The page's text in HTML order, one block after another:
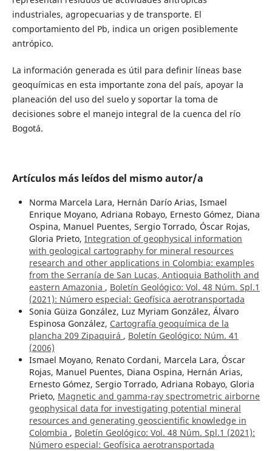
industriales, agropecuarias y de transporte. El
comportamiento del Pb, indica un origen posiblemente
antrópico.
La información generada es útil para definir líneas base
geoquímicas en esta importante zona del país, apoyar la
planeación del uso del suelo y soportar la toma de
decisiones sobre el manejo integral de la cuenca del río
Bogotá.
Artículos más leídos del mismo autor/a
Norma Marcela Lara, Hernán Darío Arias, Ismael
Enrique Moyano, Adriana Robayo, Ernesto Gómez, Diana
Ospina, Manuel Puentes, Sergio Torrado, Óscar Rojas,
Gloria Prieto, Integration of geophysical information
with geological cartography for mineral resources
research and other applications in Colombia: examples
from the Serranía de San Lucas, Antioquia Batholith and
eastern Amazonia , Boletín Geológico: Vol. 48 Núm. Spl.1
(2021): Número especial: Geofísica aerotransportada
Sonia Güiza González, Luz Myriam González, Álvaro
Espinosa González, Cartografía geoquímica de la
plancha 209 Zipaquirá , Boletín Geológico: Núm. 41
(2006)
Ismael Moyano, Renato Cordani, Marcela Lara, Óscar
Rojas, Manuel Puentes, Diana Ospina, Hernán Arias,
Ernesto Gómez, Sergio Torrado, Adriana Robayo, Gloria
Prieto, Magnetic and gamma-ray spectrometric airborne
geophysical data for investigating potential mineral
resources and generating geoscientific knowledge in
Colombia , Boletín Geológico: Vol. 48 Núm. Spl.1 (2021):
Número especial: Geofísica aerotransportada